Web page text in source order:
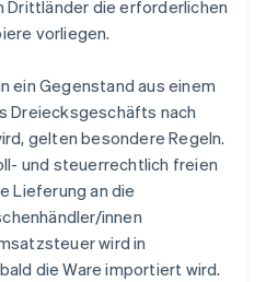
Drittländer die erforderlichen
vorliegen.
ein Gegenstand aus einem
Dreiecksgeschäfts nach
gelten besondere Regeln.
und steuerrechtlich freien
Lieferung an die
innen
wird in
die Ware importiert wird.